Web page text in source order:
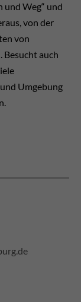
und Weg“ und
von der
von
auch
Umgebung